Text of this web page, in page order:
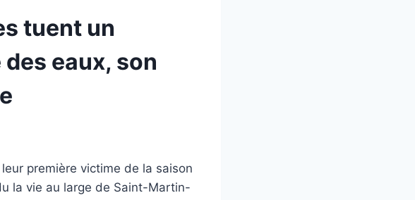
tuent un
eaux, son
leur première victime de la saison
la vie au large de Saint-Martin-